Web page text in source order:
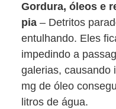
Gordura, óleos e
pia – Detritos
entulhando. Eles
impedindo a
galerias, causando
mg de óleo
litros de água.